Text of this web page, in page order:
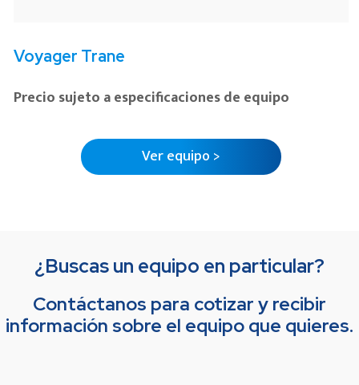
Voyager Trane
Precio sujeto a especificaciones de equipo
Ver equipo >
¿Buscas un equipo en particular?
Contáctanos para cotizar y recibir
información sobre el equipo que quieres.